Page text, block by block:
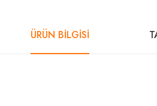
ÜRÜN BİLGİSİ